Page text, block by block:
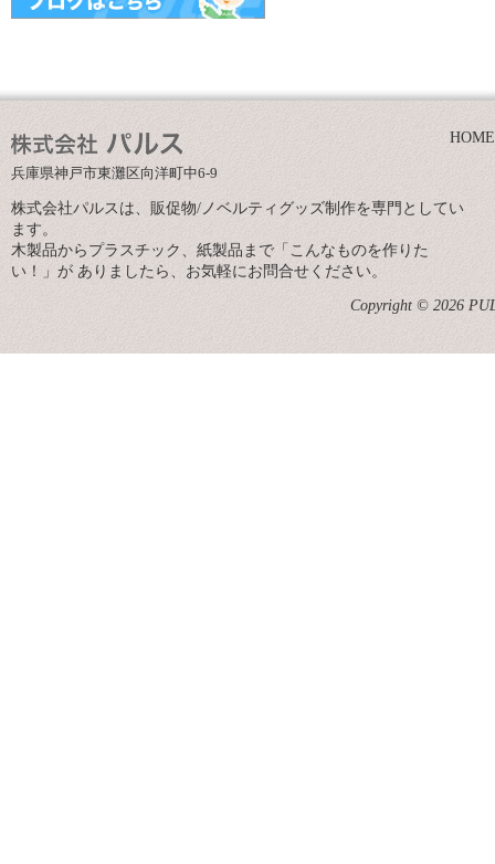
兵庫県神戸市東灘区向洋町中6-9
HOME
株式会社パルスは、販促物/ノベルティグッズ制作を専門としてい
ます。
木製品からプラスチック、紙製品まで「こんなものを作りた
い！」が ありましたら、お気軽にお問合せください。
Copyright © 2026